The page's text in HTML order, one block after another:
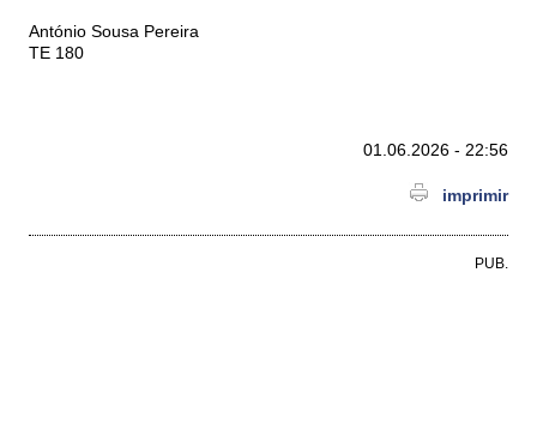
António Sousa Pereira
TE 180
01.06.2026 - 22:56
imprimir
PUB.